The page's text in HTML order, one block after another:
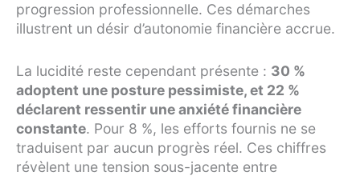
progression professionnelle. Ces démarches
illustrent un désir d’autonomie financière accrue.
La lucidité reste cependant présente : 30 %
adoptent une posture pessimiste, et 22 %
déclarent ressentir une anxiété financière
constante. Pour 8 %, les efforts fournis ne se
traduisent par aucun progrès réel. Ces chiffres
révèlent une tension sous-jacente entre